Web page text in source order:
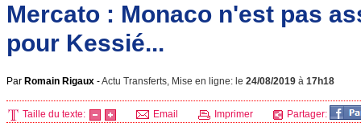
Mercato : Monaco n'est pas
pour Kessié...
Par Romain Rigaux -Actu Transferts, Mise en ligne: le 24/08/2019 à 17h18
Taille du texte: Email Imprimer Partager: